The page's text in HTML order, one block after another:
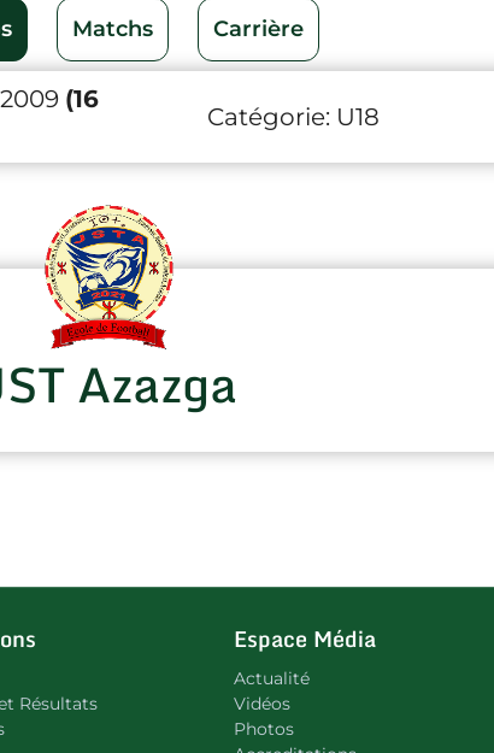
Matchs Carrière
(16
Catégorie: U18
Azazga
Résultats
Espace Média
Actualité
Vidéos
Photos